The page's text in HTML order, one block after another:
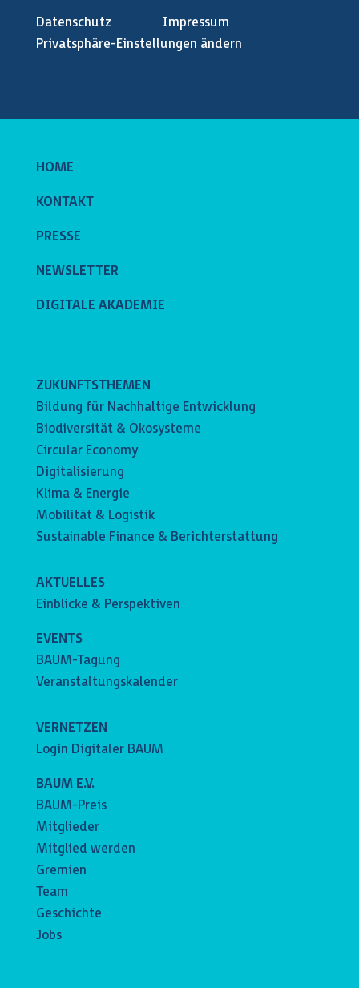
Datenschutz
Impressum
Privatsphäre-Einstellungen ändern
HOME
KONTAKT
PRESSE
NEWSLETTER
DIGITALE AKADEMIE
ZUKUNFTSTHEMEN
Bildung für Nachhaltige Entwicklung
Biodiversität & Ökosysteme
Circular Economy
Digitalisierung
Klima & Energie
Mobilität & Logistik
Sustainable Finance & Berichterstattung
AKTUELLES
Einblicke & Perspektiven
EVENTS
BAUM-Tagung
Veranstaltungskalender
VERNETZEN
Login Digitaler BAUM
BAUM E.V.
BAUM-Preis
Mitglieder
Mitglied werden
Gremien
Team
Geschichte
Jobs